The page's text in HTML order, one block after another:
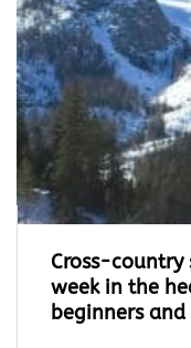
Cross-country
week in the
beginners